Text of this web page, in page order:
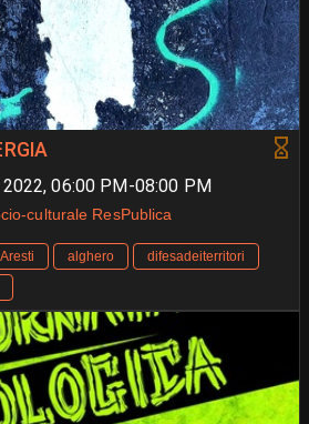
2022, 06:00 PM-08:00 PM
culturale ResPublica
alghero
difesadeiterritori